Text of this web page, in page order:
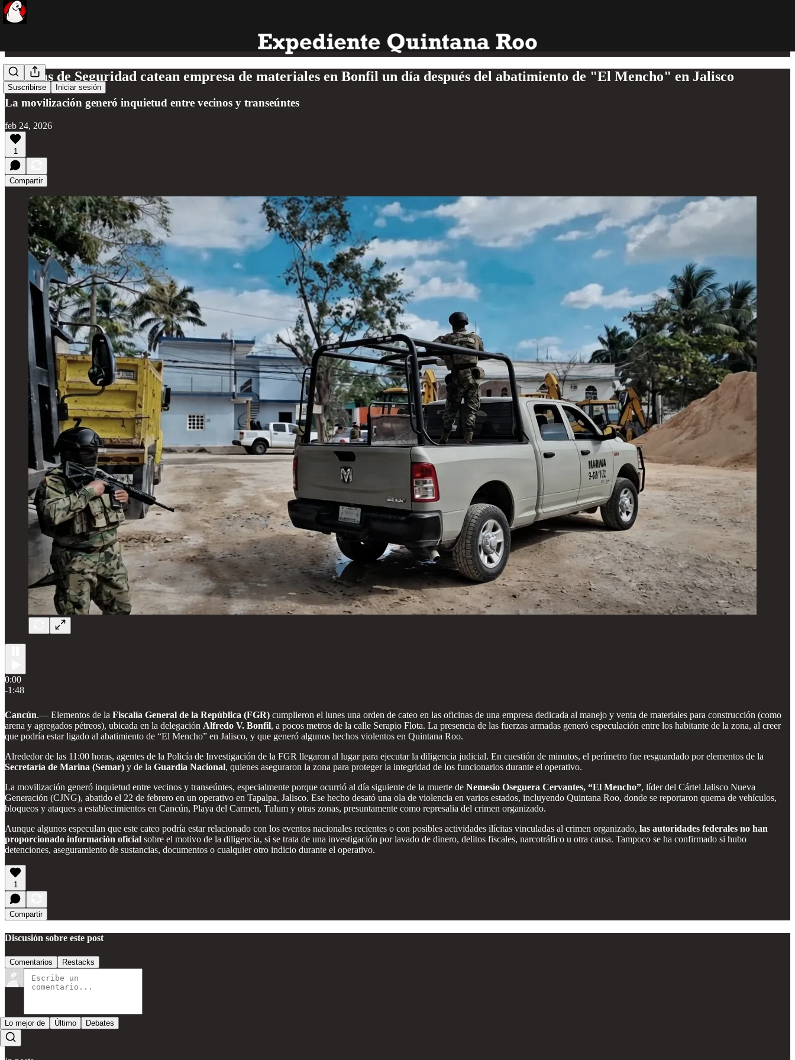
Suscribirse Iniciar sesión
Fuerzas de Seguridad catean empresa de materiales en Bonfil un día después del abatimiento de "El Mencho" en Jalisco
La movilización generó inquietud entre vecinos y transeúntes
feb 24, 2026
1
Compartir
0:00
-1:48
Cancún.— Elementos de la Fiscalía General de la República (FGR) cumplieron el lunes una orden de cateo en las oficinas de una empresa dedicada al manejo y venta de materiales para construcción (como
arena y agregados pétreos), ubicada en la delegación Alfredo V. Bonfil, a pocos metros de la calle Serapio Flota. La presencia de las fuerzas armadas generó especulación entre los habitante de la zona, al creer
que podría estar ligado al abatimiento de “El Mencho” en Jalisco, y que generó algunos hechos violentos en Quintana Roo.
Alrededor de las 11:00 horas, agentes de la Policía de Investigación de la FGR llegaron al lugar para ejecutar la diligencia judicial. En cuestión de minutos, el perímetro fue resguardado por elementos de la
Secretaría de Marina (Semar) y de la Guardia Nacional, quienes aseguraron la zona para proteger la integridad de los funcionarios durante el operativo.
La movilización generó inquietud entre vecinos y transeúntes, especialmente porque ocurrió al día siguiente de la muerte de Nemesio Oseguera Cervantes, “El Mencho”, líder del Cártel Jalisco Nueva
Generación (CJNG), abatido el 22 de febrero en un operativo en Tapalpa, Jalisco. Ese hecho desató una ola de violencia en varios estados, incluyendo Quintana Roo, donde se reportaron quema de vehículos,
bloqueos y ataques a establecimientos en Cancún, Playa del Carmen, Tulum y otras zonas, presuntamente como represalia del crimen organizado.
Aunque algunos especulan que este cateo podría estar relacionado con los eventos nacionales recientes o con posibles actividades ilícitas vinculadas al crimen organizado, las autoridades federales no han
proporcionado información oficial sobre el motivo de la diligencia, si se trata de una investigación por lavado de dinero, delitos fiscales, narcotráfico u otra causa. Tampoco se ha confirmado si hubo
detenciones, aseguramiento de sustancias, documentos o cualquier otro indicio durante el operativo.
1
Compartir
Discusión sobre este post
Comentarios Restacks
Lo mejor de Último Debates